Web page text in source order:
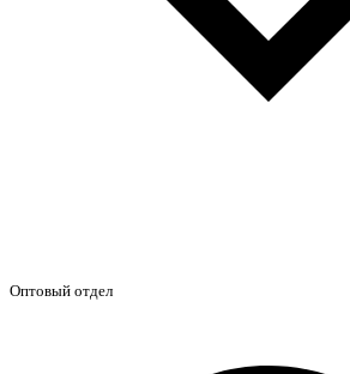
Оптовый отдел